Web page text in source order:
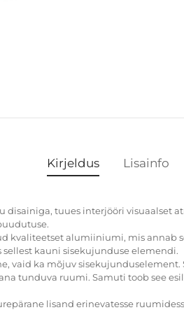
Kirjeldus Lisainfo
disainiga, tuues interjööri visuaalset
kvaliteetset alumiiniumi, mis annab
kauni sisekujunduse elemendi.
vaid ka mõjuv
tunduva ruumi. Samuti toob see
lisand erinevatesse